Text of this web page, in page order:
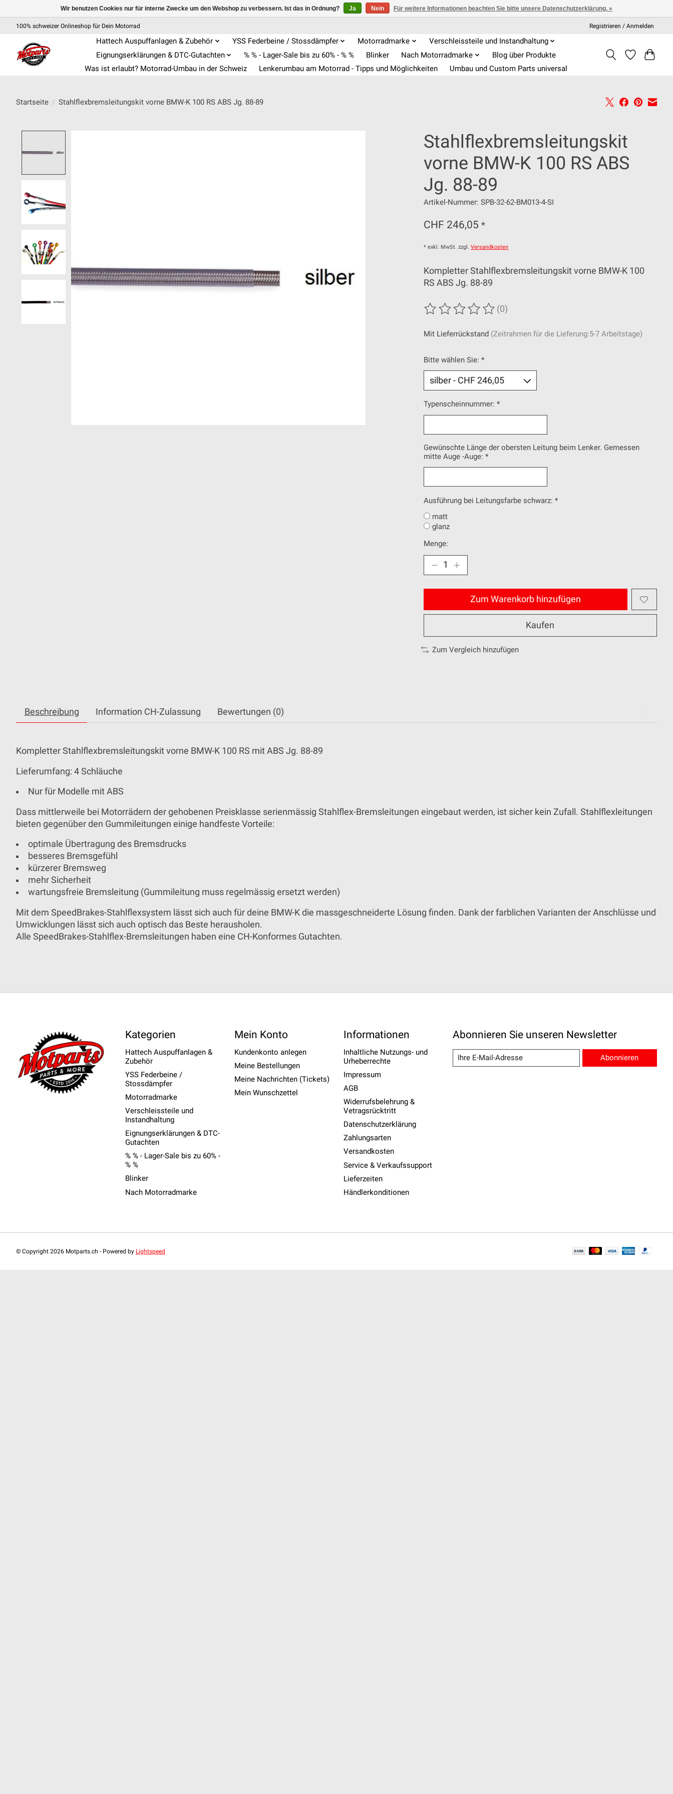
100% schweizer Onlineshop für Dein Motorrad Registrieren / Anmelden
Hattech Auspuffanlagen & Zubehör YSS Federbeine / Stossdämpfer Motorradmarke
Verschleissteile und Instandhaltung
Eignungserklärungen & DTC-Gutachten
% % - Lager-Sale bis zu 60% - % % Blinker Nach Motorradmarke
Blog über Produkte
Was ist erlaubt? Motorrad-Umbau in der Schweiz
Lenkerumbau am Motorrad - Tipps und Möglichkeiten Umbau und Custom Parts universal
Startseite / Stahlflexbremsleitungskit vorne BMW-K 100 RS ABS Jg. 88-89
Stahlflexbremsleitungskit
vorne BMW-K 100 RS ABS
Jg. 88-89
Artikel-Nummer: SPB-32-62-BM013-4-SI
CHF 246,05 *
* exkl. MwSt. zzgl. Versandkosten
Kompletter Stahlflexbremsleitungskit vorne BMW-K 100
RS ABS Jg. 88-89
Die Bewertung dieses Produkts ist
(0)
Mit Lieferrückstand (Zeitrahmen für die Lieferung:5-7 Arbeitstage)
Bitte wählen Sie: *
Typenscheinnummer: *
Gewünschte Länge der obersten Leitung beim Lenker. Gemessen
mitte Auge -Auge: *
Ausführung bei Leitungsfarbe schwarz: *
matt
glanz
Menge:
Zum Warenkorb hinzufügen
Kaufen
Zum Vergleich hinzufügen
Beschreibung Information CH-Zulassung Bewertungen (0)
Kompletter Stahlflexbremsleitungskit vorne BMW-K 100 RS mit ABS Jg. 88-89
Lieferumfang: 4 Schläuche
Nur für Modelle mit ABS
Dass mittlerweile bei Motorrädern der gehobenen Preisklasse serienmässig Stahlflex-Bremsleitungen eingebaut werden, ist sicher kein Zufall. Stahlflexleitungen
bieten gegenüber den Gummileitungen einige handfeste Vorteile:
optimale Übertragung des Bremsdrucks
besseres Bremsgefühl
kürzerer Bremsweg
mehr Sicherheit
wartungsfreie Bremsleitung (Gummileitung muss regelmässig ersetzt werden)
Mit dem SpeedBrakes-Stahlflexsystem lässt sich auch für deine BMW-K die massgeschneiderte Lösung finden. Dank der farblichen Varianten der Anschlüsse und
Umwicklungen lässt sich auch optisch das Beste herausholen.
Alle SpeedBrakes-Stahlflex-Bremsleitungen haben eine CH-Konformes Gutachten.
Kategorien
Hattech Auspuffanlagen &
Zubehör
YSS Federbeine /
Stossdämpfer
Motorradmarke
Verschleissteile und
Instandhaltung
Eignungserklärungen & DTC-
Gutachten
% % - Lager-Sale bis zu 60% -
% %
Blinker
Nach Motorradmarke
Mein Konto
Kundenkonto anlegen
Meine Bestellungen
Meine Nachrichten (Tickets)
Mein Wunschzettel
Informationen
Inhaltliche Nutzungs- und
Urheberrechte
Impressum
AGB
Widerrufsbelehrung &
Vetragsrücktritt
Datenschutzerklärung
Zahlungsarten
Versandkosten
Service & Verkaufssupport
Lieferzeiten
Händlerkonditionen
Abonnieren Sie unseren Newsletter
Abonnieren
© Copyright 2026 Motparts.ch - Powered by Lightspeed
Wir benutzen Cookies nur für interne Zwecke um den Webshop zu verbessern. Ist das in Ordnung? Ja Nein Für weitere Informationen beachten Sie bitte unsere Datenschutzerklärung. »